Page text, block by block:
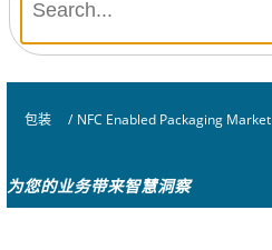
包装 / NFC Enabled Packaging Market
为您的业务带来智慧洞察